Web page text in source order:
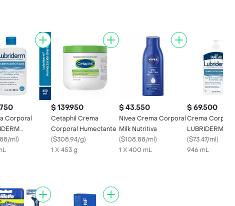
Corporal
Diaria
ml)
$ 139.950
Cetaphil Crema
Corporal Humectante
($308.94/g)
1 X 453 g
$ 43.550
Nivea Crema Corporal
Milk Nutritiva
($108.88/ml)
1 X 400 mL
$ 69.500
Crema
LUBRIDERM
Humectación
946 ML
($73.47/ml)
946 mL